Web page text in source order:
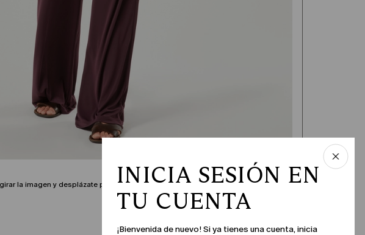
la imagen y desplázate para ampliarla.INICIA SESIÓN EN
TU CUENTA
¡Bienvenida de nuevo! Si ya tienes una cuenta, inicia